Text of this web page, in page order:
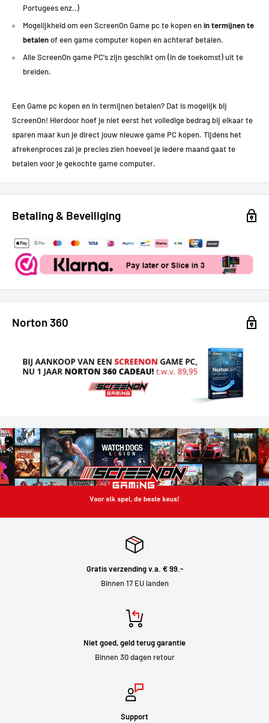
Portugees enz..)
Mogelijkheid om een ScreenOn Game pc te kopen enin termijnen te
betalenof een game computer kopen en achteraf betalen.
Alle ScreenOn game PC's zijn geschikt om (in de toekomst) uit te
breiden.
Een Game pc kopen en in termijnen betalen? Dat is mogelijk bij
ScreenOn! Hierdoor hoef je niet eerst het volledige bedrag bij elkaar te
sparen maar kun je direct jouw nieuwe game PC kopen. Tijdens het
afrekenproces zal je precies zien hoeveel je iedere maand gaat te
betalen voor je gekochte game computer.
Betaling & Beveiliging
Norton 360
Gratis verzending v.a. € 99.-
Binnen 17 EU landen
Niet goed, geld terug garantie
Binnen 30 dagen retour
Support